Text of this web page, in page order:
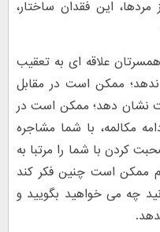
این فقدان ساختار،
علاقه ای به تعقیب
ممکن است در مقابل
نشان دهد؛ ممکن است در
مکالمه، با شما مشاجره
کردن با شما را مرتبا به
هم ممکن است چنین فکر کند
چه می خواهید بگویید و